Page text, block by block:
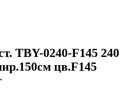
TBY-0240-F145 240
цв.F145